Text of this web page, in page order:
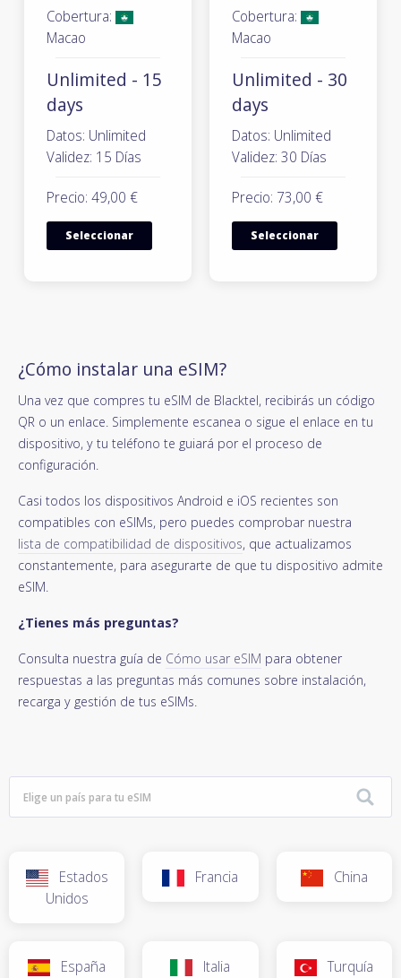
Cobertura:
Macao
Unlimited - 15
days
Datos: Unlimited
Validez: 15 Días
Precio: 49,00 €
Seleccionar
Cobertura:
Macao
Unlimited - 30
days
Datos: Unlimited
Validez: 30 Días
Precio: 73,00 €
Seleccionar
¿Cómo instalar una eSIM?
Una vez que compres tu eSIM de Blacktel, recibirás un código
QR o un enlace. Simplemente escanea o sigue el enlace en tu
dispositivo, y tu teléfono te guiará por el proceso de
configuración.
Casi todos los dispositivos Android e iOS recientes son
compatibles con eSIMs, pero puedes comprobar nuestra
lista de compatibilidad de dispositivos, que actualizamos
constantemente, para asegurarte de que tu dispositivo admite
eSIM.
¿Tienes más preguntas?
Consulta nuestra guía de Cómo usar eSIM para obtener
respuestas a las preguntas más comunes sobre instalación,
recarga y gestión de tus eSIMs.
Estados
Unidos
Francia China
España Italia Turquía